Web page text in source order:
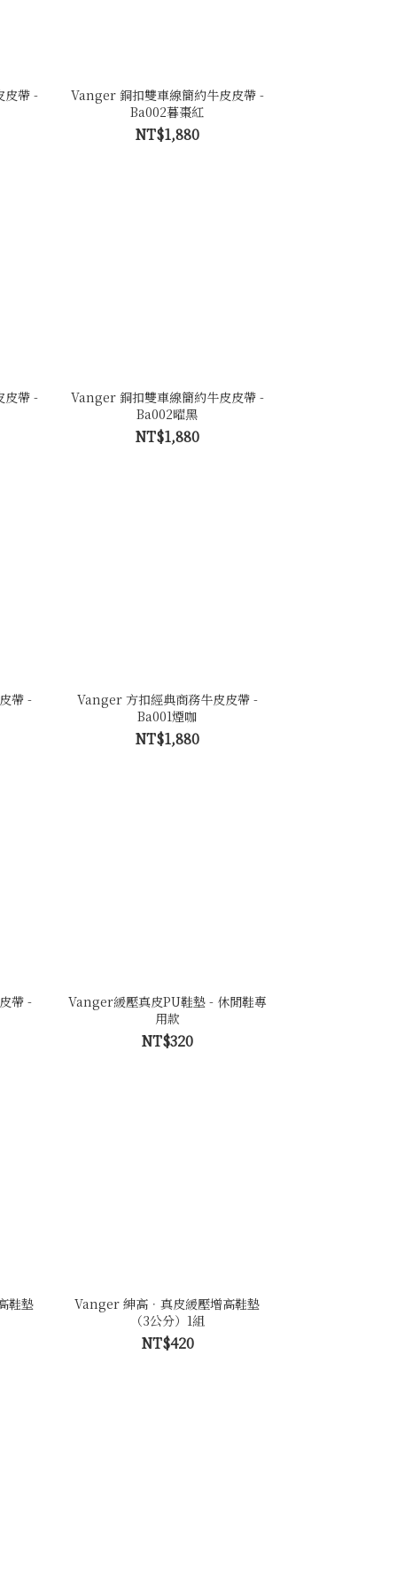
皮帶 -
Vanger 銅扣雙車線簡約牛皮皮帶 -
Ba002暮棗紅
NT$1,880
皮帶 -
Vanger 銅扣雙車線簡約牛皮皮帶 -
Ba002曜黑
NT$1,880
帶 -
Vanger 方扣經典商務牛皮皮帶 -
Ba001煙咖
NT$1,880
帶 -
Vanger緩壓真皮PU鞋墊 - 休閒鞋專
用款
NT$320
鞋墊
Vanger 紳高．真皮緩壓增高鞋墊
（3公分）1組
NT$420